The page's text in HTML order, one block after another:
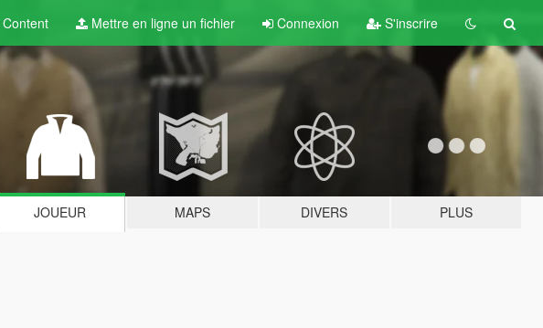
Content Mettre en ligne un fichier Connexion S'inscrire
JOUEUR MAPS DIVERS PLUS